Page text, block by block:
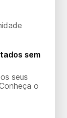
sem
seus
o